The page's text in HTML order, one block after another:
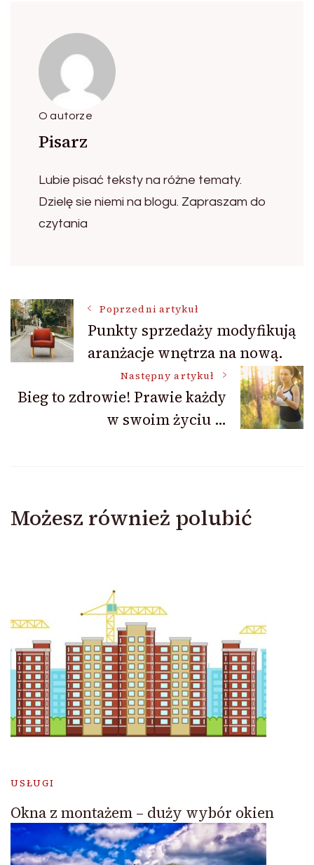
O autorze
Pisarz
Lubie pisać teksty na różne tematy.
Dzielę sie niemi na blogu. Zapraszam do
czytania
Nawigacja
wpisu
Poprzedni artykuł
Punkty sprzedaży modyfikują
aranżacje wnętrza na nową.
Następny artykuł
Bieg to zdrowie! Prawie każdy
w swoim życiu …
Możesz również polubić
USŁUGI
Okna z montażem – duży wybór okien